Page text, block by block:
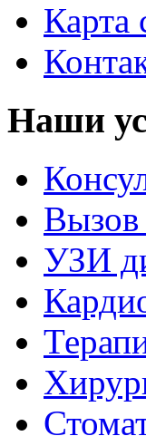
Карта
Наши
Вызов
УЗИ